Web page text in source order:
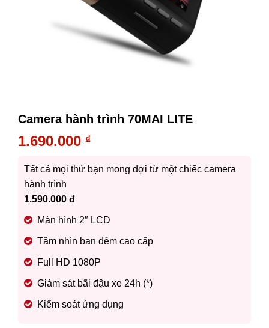
Camera hành trình 70MAI LITE
1.690.000 ₫
Tất cả mọi thứ bạn mong đợi từ một chiếc camera
hành trình
1.590.000 đ
Màn hình 2″ LCD
Tầm nhìn ban đêm cao cấp
Full HD 1080P
Giám sát bãi đậu xe 24h (*)
Kiểm soát ứng dụng